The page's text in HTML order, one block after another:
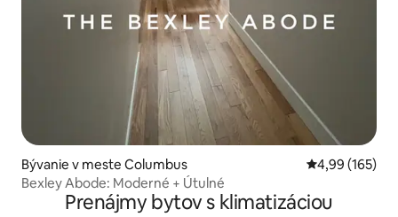
Bývanie v meste Columbus Priemerné
4,99 (165)
Bexley Abode: Moderné + Útulné
Prenájmy bytov s klimatizáciou